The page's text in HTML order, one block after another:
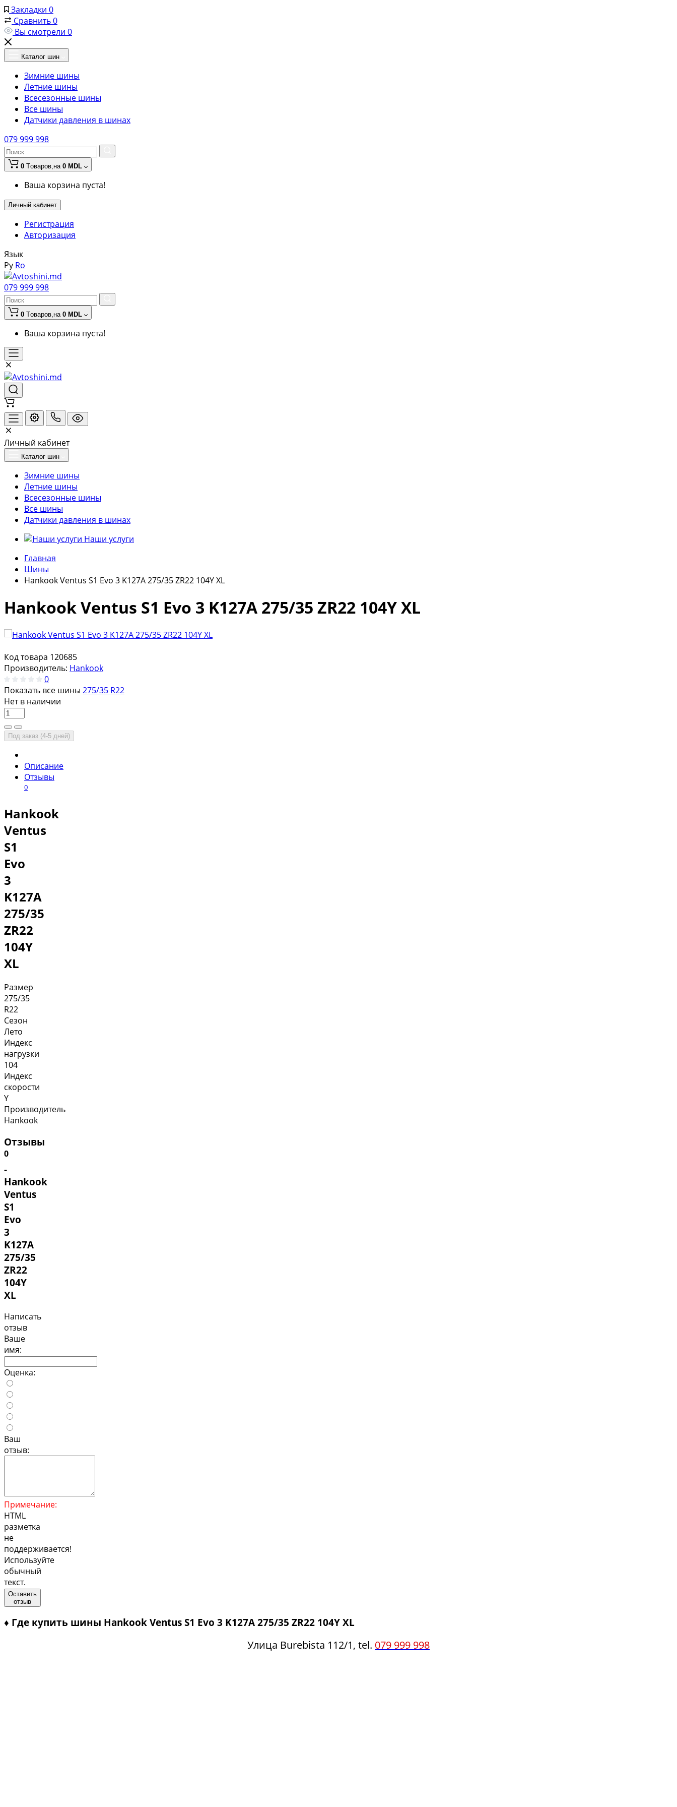
Закладки 0
Сравнить0
Вы смотрели 0
Каталог шин
Зимние шины
Летние шины
Всесезонные шины
Все шины
Датчики давления в шинах
079 999 998
0 Tоваров,на 0 MDL
Ваша корзина пуста!
Личный кабинет
Регистрация
Авторизация
Язык
Ру Ro
079 999 998
0 Tоваров,на 0 MDL
Ваша корзина пуста!
Личный кабинет
Каталог шин
Зимние шины
Летние шины
Всесезонные шины
Все шины
Датчики давления в шинах
Наши услуги
Главная
Шины
Hankook Ventus S1 Evo 3 K127A 275/35 ZR22 104Y XL
Hankook Ventus S1 Evo 3 K127A 275/35 ZR22 104Y XL
Код товара 120685
Производитель: Hankook
0
Показать все шины 275/35 R22
Нет в наличии
Под заказ (4-5 дней)
Описание
Отзывы
0
Hankook
Ventus
S1
Evo
3
K127A
275/35
ZR22
104Y
XL
Размер
275/35
R22
Сезон
Лето
Индекс
нагрузки
104
Индекс
скорости
Y
Производитель
Hankook
Отзывы
0
-
Hankook
Ventus
S1
Evo
3
K127A
275/35
ZR22
104Y
XL
Написать
отзыв
Ваше
имя:
Оценка:
Ваш
отзыв:
Примечание:
HTML
разметка
не
поддерживается!
Используйте
обычный
текст.
Оставить
отзыв
♦ Где купить шины Hankook Ventus S1 Evo 3 K127A 275/35 ZR22 104Y XL
Улица Burebista 112/1, tel. 079 999 998